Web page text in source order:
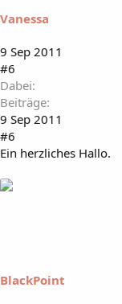
Vanessa
9 Sep 2011
#6
Dabei
Beiträge
9 Sep 2011
#6
Ein herzliches Hallo.
BlackPoint